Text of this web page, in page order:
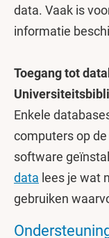
data. Vaak is
informatie
Toegang tot
Enkele
computers op
software
data lees je wat
gebruiken